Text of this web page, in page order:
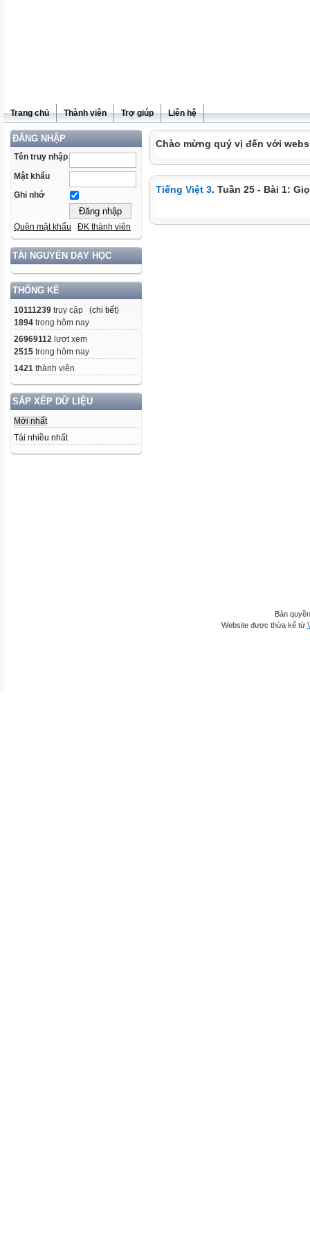
Trang chủ Thành viên Trợ giúp Liên hệ
ĐĂNG NHẬP
Tên truy nhập
Mật khẩu
Ghi nhớ
Quên mật khẩu ĐK thành viên
TÀI NGUYÊN DẠY HỌC
THỐNG KÊ
10111239 truy cập (chi tiết)
1894 trong hôm nay
26969112 lượt xem
2515 trong hôm nay
1421 thành viên
SẮP XẾP DỮ LIỆU
Mới nhất
Tải nhiều nhất
Chào mừng quý vị đến với
Tiếng Việt 3. Tuần 25 - Bài 1:
Bản
Website được thừa kế từ